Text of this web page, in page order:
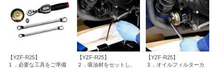
【YZF-R25】
１．必要な工具をご準備
【YZF-R25】
２．吸油材をセットし、
【YZF-R25】
３．オイルフィルターカ